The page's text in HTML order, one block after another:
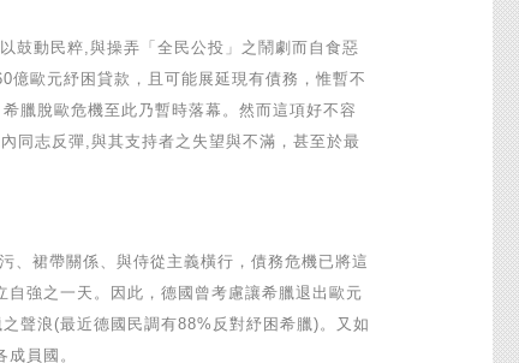
動民粹,與操弄「全民公投」之鬧劇而自食惡
歐元紓困貸款，且可能展延現有債務，惟暫不
臘脫歐危機至此乃暫時落幕。然而這項好不容
同志反彈,與其支持者之失望與不滿，甚至於最
裙帶關係、與侍從主義橫行，債務危機已將這
強之一天。因此，德國曾考慮讓希臘退出歐元
聲浪(最近德國民調有88%反對紓困希臘)。又如
員國。